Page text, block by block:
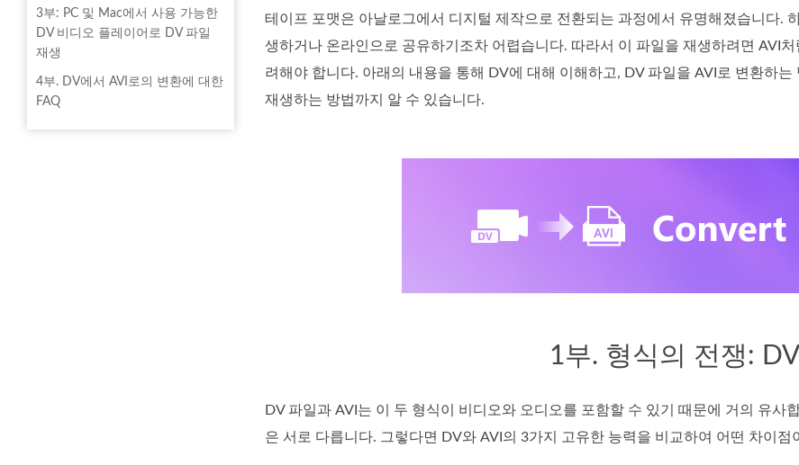
3부: PC 및 Mac에서 사용 가능한
DV 비디오 플레이어로 DV 파일
재생
4부. DV에서 AVI로의 변환에 대한
FAQ
테이프 포맷은 아날로그에서 디지털 제작으로 전환되는 과정에서 유명해졌습니다.
생하거나 온라인으로 공유하기조차 어렵습니다. 따라서 이 파일을 재생하려면 AVI
려해야 합니다. 아래의 내용을 통해 DV에 대해 이해하고, DV 파일을 AVI로 변환하
재생하는 방법까지 알 수 있습니다.
1부. 형식의 전쟁:
DV 파일과 AVI는 이 두 형식이 비디오와 오디오를 포함할 수 있기 때문에 거의 유사
은 서로 다릅니다. 그렇다면 DV와 AVI의 3가지 고유한 능력을 비교하여 어떤 차이